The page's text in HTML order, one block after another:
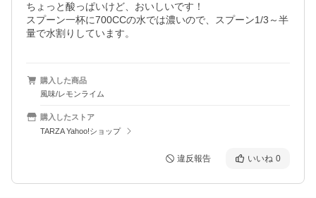
ちょっと酸っぱいけど、おいしいです！
スプーン一杯に700CCの水では濃いので、スプーン1/3～半
量で水割りしています。
購入した商品
風味/レモンライム
購入したストア
TARZA Yahoo!ショップ
違反報告 いいね 0